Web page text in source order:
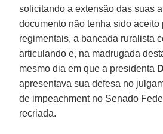
solicitando a extensão das suas
documento não tenha sido aceito
regimentais, a bancada ruralista
articulando e, na madrugada
mesmo dia em que a presidenta
apresentava sua defesa no
de impeachment no Senado
recriada.